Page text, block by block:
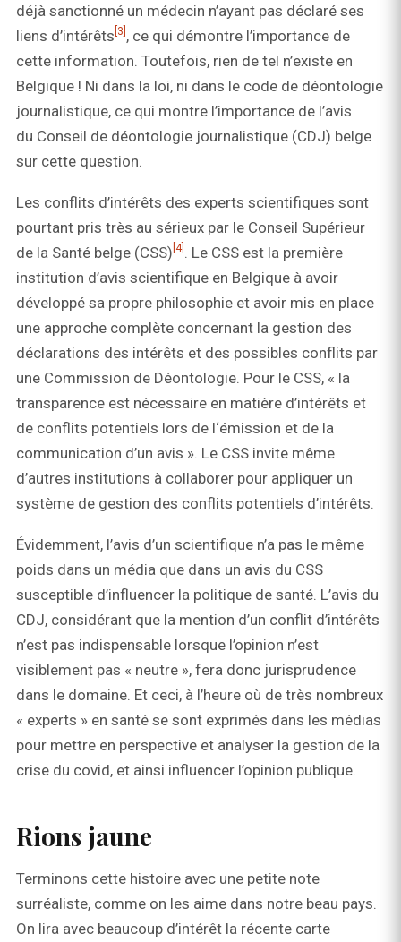
déjà sanctionné un médecin n’ayant pas déclaré ses
liens d’intérêts [3] , ce qui démontre l’importance de
cette information. Toutefois, rien de tel n’existe en
Belgique ! Ni dans la loi, ni dans le code de déontologie
journalistique, ce qui montre l’importance de l’avis
du Conseil de déontologie journalistique (CDJ) belge
sur cette question.
Les conflits d’intérêts des experts scientifiques sont
pourtant pris très au sérieux par le Conseil Supérieur
de la Santé belge (CSS) [4] . Le CSS est la première
institution d’avis scientifique en Belgique à avoir
développé sa propre philosophie et avoir mis en place
une approche complète concernant la gestion des
déclarations des intérêts et des possibles conflits par
une Commission de Déontologie. Pour le CSS, « la
transparence est nécessaire en matière d’intérêts et
de conflits potentiels lors de l‘émission et de la
communication d’un avis ». Le CSS invite même
d’autres institutions à collaborer pour appliquer un
système de gestion des conflits potentiels d’intérêts.
Évidemment, l’avis d’un scientifique n’a pas le même
poids dans un média que dans un avis du CSS
susceptible d’influencer la politique de santé. L’avis du
CDJ, considérant que la mention d’un conflit d’intérêts
n’est pas indispensable lorsque l’opinion n’est
visiblement pas « neutre », fera donc jurisprudence
dans le domaine. Et ceci, à l’heure où de très nombreux
« experts » en santé se sont exprimés dans les médias
pour mettre en perspective et analyser la gestion de la
crise du covid, et ainsi influencer l’opinion publique.
Rions jaune
Terminons cette histoire avec une petite note
surréaliste, comme on les aime dans notre beau pays.
On lira avec beaucoup d’intérêt la récente carte